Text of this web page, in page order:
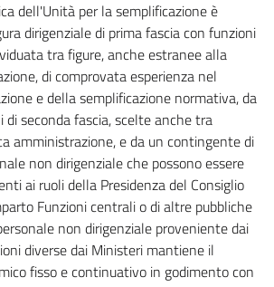
dell'Unità per la semplificazione è
dirigenziale di prima fascia con funzioni
tra figure, anche estranee alla
di comprovata esperienza nel
e della semplificazione normativa, da
di seconda fascia, scelte anche tra
amministrazione, e da un contingente di
non dirigenziale che possono essere
ai ruoli della Presidenza del Consiglio
Funzioni centrali o di altre pubbliche
non dirigenziale proveniente dai
diverse dai Ministeri mantiene il
fisso e continuativo in godimento con